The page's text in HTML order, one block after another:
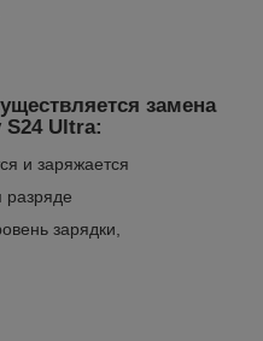
замена
S24 Ultra:
и заряжается
зарядки,